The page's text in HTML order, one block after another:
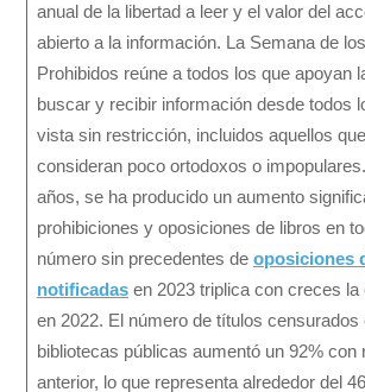
anual de la libertad a leer y el valor del
abierto a la información. La Semana de
Prohibidos reúne a todos los que apoyan
buscar y recibir información desde todos
vista sin restricción, incluidos aquellos
consideran poco ortodoxos o
años, se ha producido un aumento
prohibiciones y oposiciones de libros en
número sin precedentes de oposiciones
notificadas en 2023 triplica con creces la
en 2022. El número de títulos censurados
bibliotecas públicas aumentó un 92% con
anterior, lo que representa alrededor del